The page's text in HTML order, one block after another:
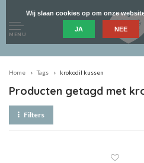
MENU
Home Tags krokodil kussen
Producten getagd met
Filters
Wij slaan cookies op om onze
JA NEE